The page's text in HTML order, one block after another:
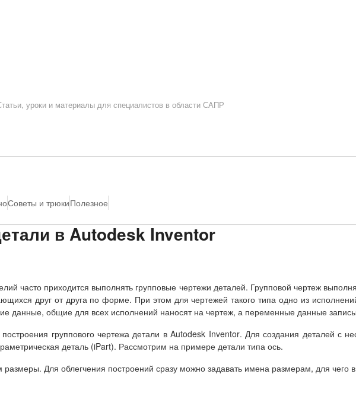
уроки и материалы для специалистов в области САПР
Советы и трюкиПолезное
в Autodesk Inventor
часто приходится выполнять групповые чертежи деталей. Групповой чертеж
друг от друга по форме. При этом для чертежей такого типа одно из
данные, общие для всех исполнений наносят на чертеж, а переменные данные
группового чертежа детали вAutodesk Inventor. Для создания деталей с
деталь (iPart). Рассмотрим на примере детали типа ось.
размеры. Для облегчения построений сразу можно задавать имена размерам, для чего